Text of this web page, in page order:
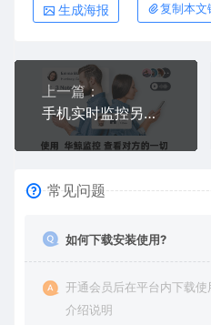
生成海报 复制本文
上一篇：
手机实时监控另一部手机——零延迟同步，他做什么你同步看
常见问题
如何下载安装使用?
开通会员后在平台内下载
介绍说明